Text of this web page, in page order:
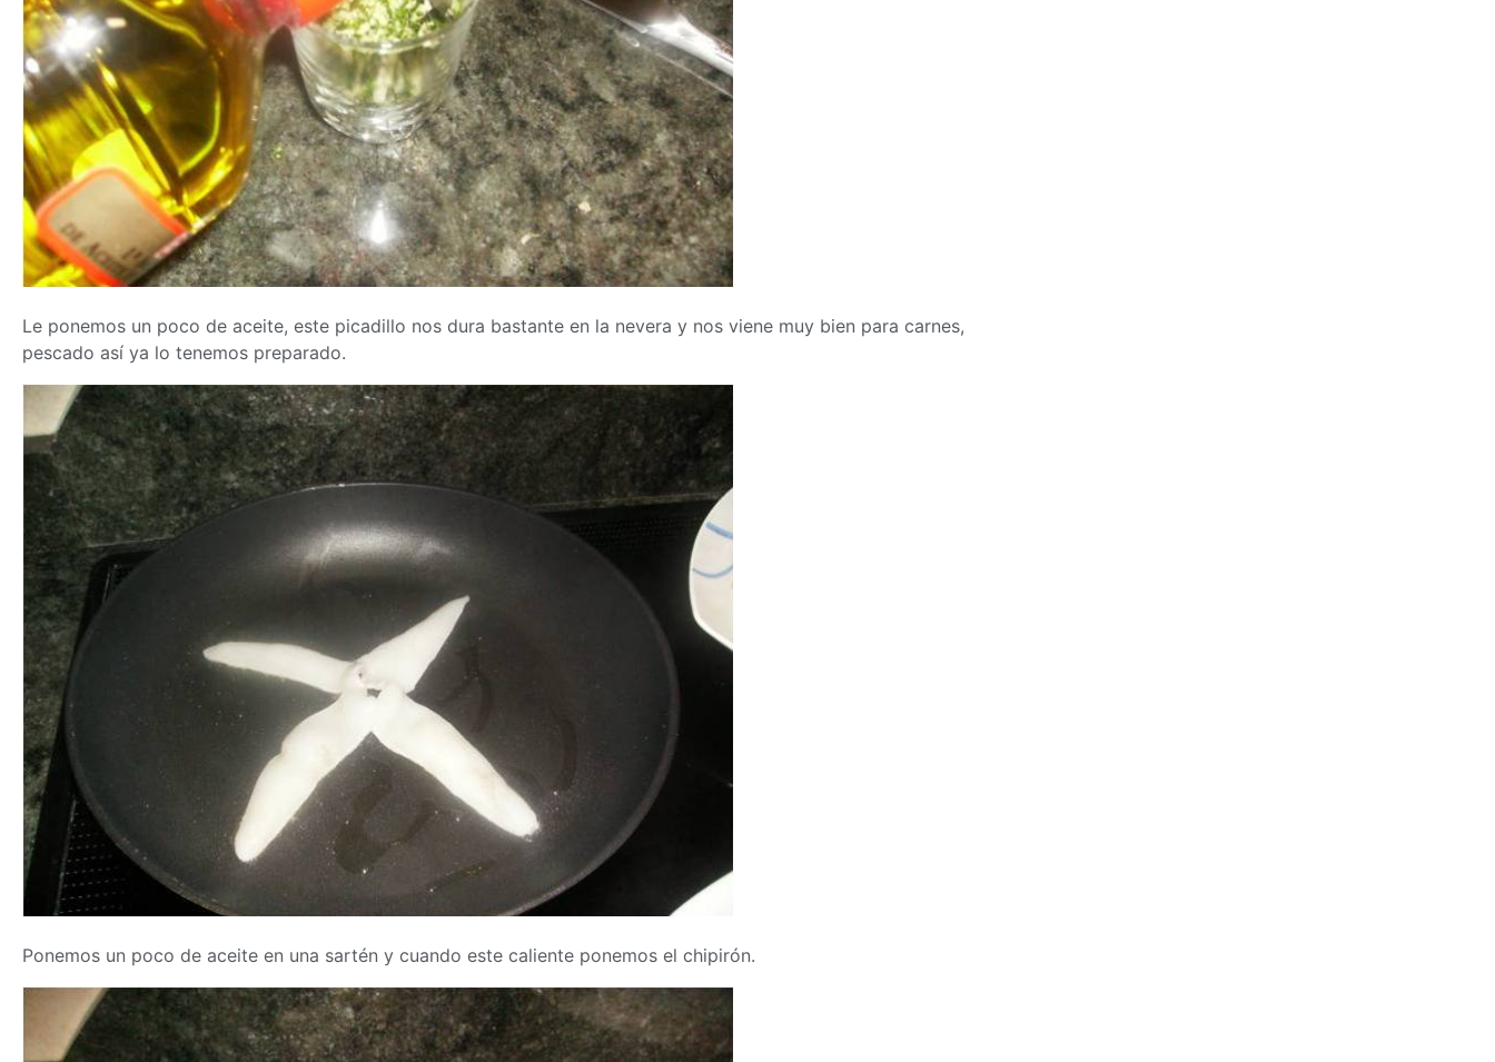
Le ponemos un poco de aceite, este picadillo nos dura bastante en la nevera y nos viene muy bien para carnes,
pescado así ya lo tenemos preparado.
Ponemos un poco de aceite en una sartén y cuando este caliente ponemos el chipirón.